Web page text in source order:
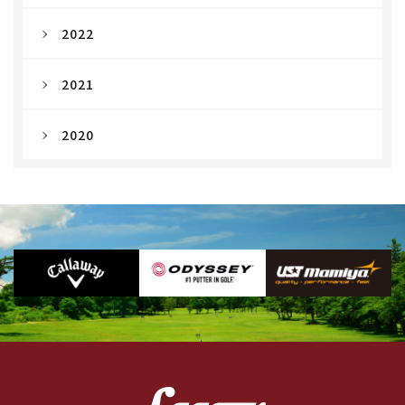
2022
2021
2020